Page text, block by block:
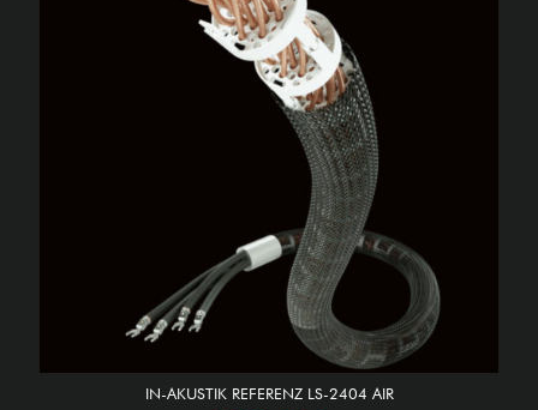
IN-AKUSTIK REFERENZ LS-2404 AIR